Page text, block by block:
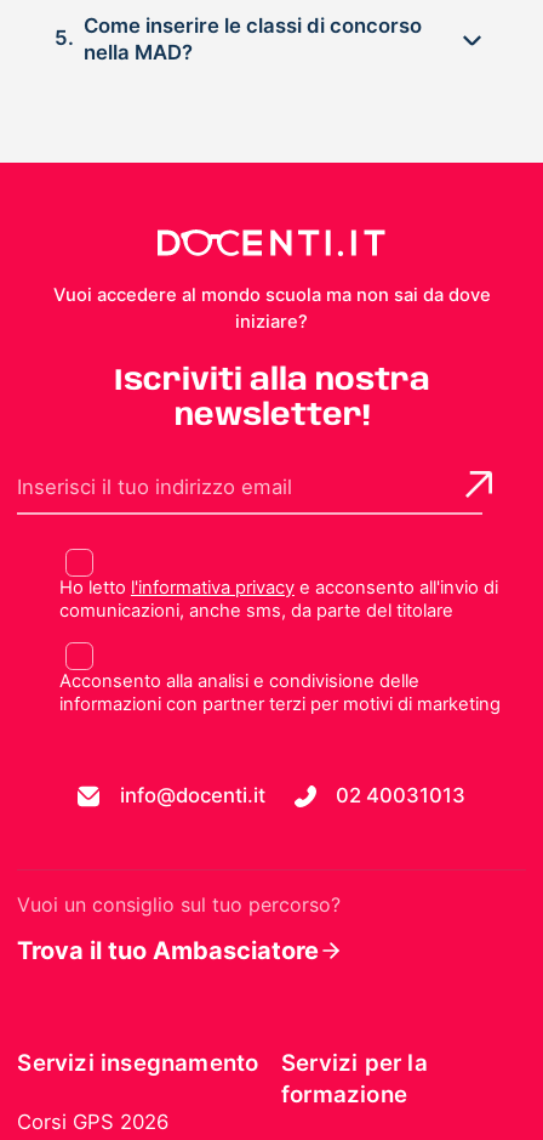
5.
Come inserire le classi di concorso
nella MAD?
Vuoi accedere al mondo scuola ma non sai da dove
iniziare?
Iscriviti alla nostra
newsletter!
Ho letto l'informativa privacye acconsento all'invio di
comunicazioni, anche sms, da parte del titolare
Acconsento alla analisi e condivisione delle
informazioni con partner terzi per motivi di marketing
info@docenti.it 02 40031013
Vuoi un consiglio sul tuo percorso?
Trova il tuo Ambasciatore
Servizi insegnamento
Corsi GPS 2026
Servizi per la
formazione